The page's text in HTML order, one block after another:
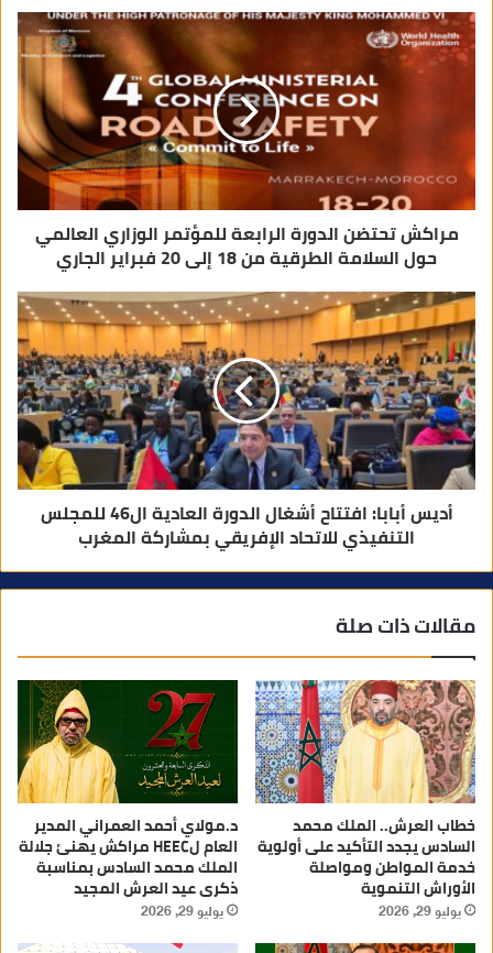
ا
ل
إ
ن
ي
مراكش تحتضن الدورة الرابعة للمؤتمر الوزاري العالمي
حول السلامة الطرقية من 18 إلى 20 فبراير الجاري
أديس أبابا: افتتاح أشغال الدورة العادية ال46 للمجلس
التنفيذي للاتحاد الإفريقي بمشاركة المغرب
مقالات ذات صلة
خطاب العرش.. الملك محمد
السادس يجدد التأكيد على أولوية
خدمة المواطن ومواصلة
الأوراش التنموية
يوليو 29, 2026
د.مولاي أحمد العمراني المدير
العام لHEEC مراكش يهنئ جلالة
الملك محمد السادس بمناسبة
ذكرى عيد العرش المجيد
يوليو 29, 2026